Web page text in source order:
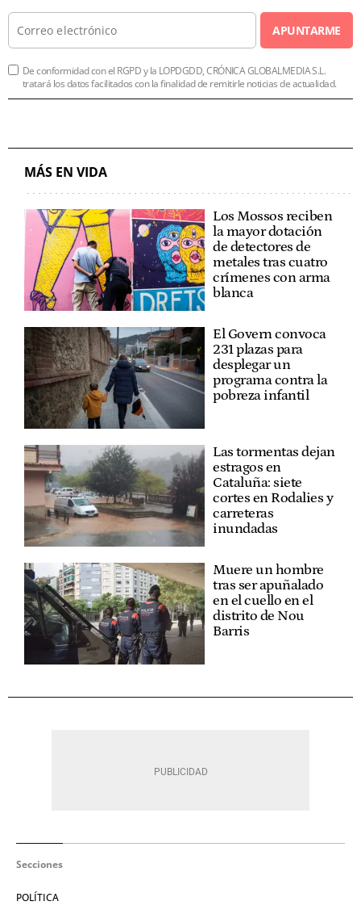
APUNTARME
De conformidad con el RGPD y la LOPDGDD, CRÓNICA GLOBALMEDIA S.L.
tratará los datos facilitados con la finalidad de remitirle noticias de actualidad.
MÁS EN VIDA
Los Mossos reciben
la mayor dotación
de detectores de
metales tras cuatro
crímenes con arma
blanca
El Govern convoca
231 plazas para
desplegar un
programa contra la
pobreza infantil
Las tormentas dejan
estragos en
Cataluña: siete
cortes en Rodalies y
carreteras
inundadas
Muere un hombre
tras ser apuñalado
en el cuello en el
distrito de Nou
Barris
Secciones
POLÍTICA